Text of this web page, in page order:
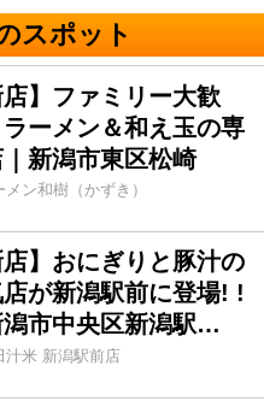
スポット
店】ファミリー大歓
ーメン＆和え玉の専
｜新潟市東区松崎
メン和樹（かずき）
店】おにぎりと豚汁の
店が新潟駅前に登場! !
潟市中央区新潟駅…
汁米 新潟駅前店